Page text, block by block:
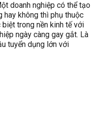
doanh nghiệp có thể tạo
hay không thì phụ thuộc
trong nền kinh tế với
ngày càng gay gắt. Là
tuyển dụng lớn với